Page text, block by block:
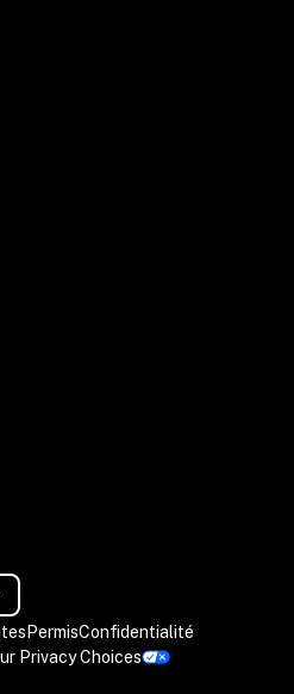
PermisConfidentialité
Privacy Choices